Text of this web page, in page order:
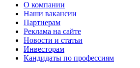
О компании
Наши вакансии
Партнерам
Реклама на сайте
Новости и статьи
Инвесторам
Кандидаты по профессиям